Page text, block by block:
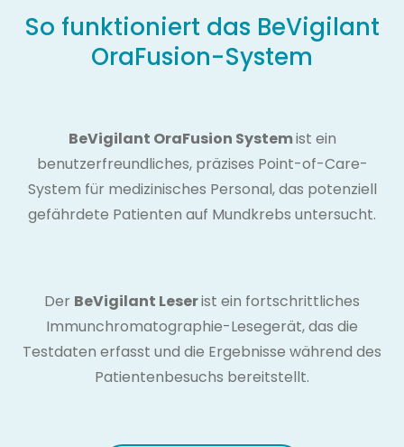
So funktioniert das BeVigilant
OraFusion-System
BeVigilant OraFusion Systemist ein
benutzerfreundliches, präzises Point-of-Care-
System für medizinisches Personal, das potenziell
gefährdete Patienten auf Mundkrebs untersucht.
Der BeVigilant Leserist ein fortschrittliches
Immunchromatographie-Lesegerät, das die
Testdaten erfasst und die Ergebnisse während des
Patientenbesuchs bereitstellt.